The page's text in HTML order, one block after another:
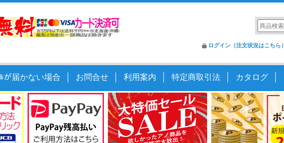
ログイン（注文状況はこちら）
が届かない場合 お問合せ 利用案内 特定商取引法 カタログ